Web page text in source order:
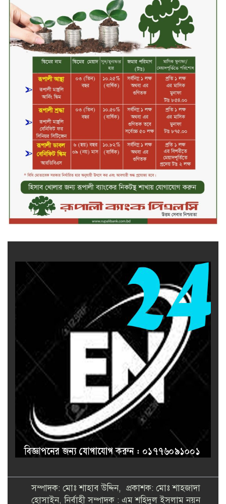
শান্তা পিনাকলে প্রিমিয়ার ব্যাংকের বোর্ড
সভা অনুষ্ঠিত
কাফরুলে মুক্তিযোদ্ধা কল্যাণ সমিতিতে
ইশতিয়াক আজিজ উলফাতের কোটি
টাকার দুর্নীতি, ফ্ল্যাট দখলের অপচেষ্টা ও
ব্যাংকিং খাত স্থিতিশীল করতে ১৮ মাসের
পরিকল্পনা কেন্দ্রীয় ব্যাংকের
সম্পাদক: মোঃ শাহাব উদ্দিন, প্রকাশক: মোঃ শাহজাদা
হোসাইন, নির্বাহী সম্পাদক : এম শহিদুল ইসলাম নয়ন